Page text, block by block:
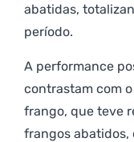
abatidas,
período.
A performance
contrastam com
frango, que teve
frangos abatidos,